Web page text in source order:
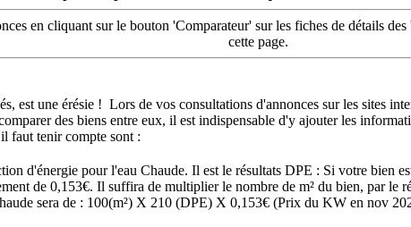
en cliquant sur le bouton 'Comparateur' sur les fiches de détails
cette page.
est une érésie ! Lors de vos consultations d'annonces sur les sites
des biens entre eux, il est indispensable d'y ajouter les
faut tenir compte sont :
d'énergie pour l'eau Chaude. Il est le résultats DPE : Si votre bien
de 0,153€. Il suffira de multiplier le nombre de m² du bien, par le
sera de : 100(m²) X 210 (DPE) X 0,153€ (Prix du KW en nov